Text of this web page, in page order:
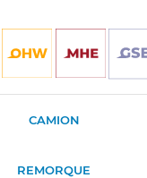
CAMION
REMORQUE